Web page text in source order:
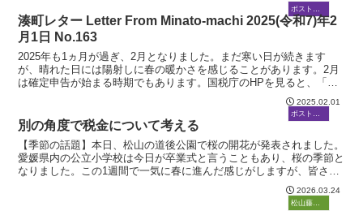
ボストーク
湊町レター Letter From Minato-machi 2025(令和7)年2
月1日 No.163
2025年も1ヵ月が過ぎ、2月となりました。まだ寒い日が続きます
が、晴れた日には陽射しに春の暖かさを感じることがあります。2月
は確定申告が始まる時期でもあります。国税庁のHPを見ると、「ス
2025.02.01
ボストーク
別の角度で税金について考える
【季節の話題】本日、松山の道後公園で桜の開花が発表されました。
愛媛県内の公立小学校は今日が卒業式と言うこともあり、桜の季節と
なりました。この1週間で一気に春に進んだ感じがしますが、皆さん
の周りでいかがでしょうか。春と言えば来週4月からの道交...2026.03.24
ボストーク松山藤原塾